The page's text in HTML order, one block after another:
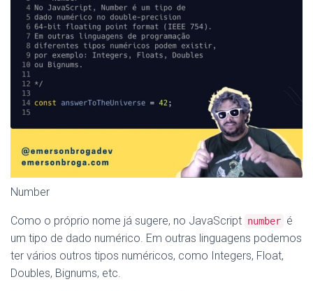
Number
Como o próprio nome já sugere, no JavaScript number é
um tipo de dado numérico. Em outras linguagens podemos
ter vários outros tipos numéricos, como Integers, Float,
Doubles, Bignums, etc.